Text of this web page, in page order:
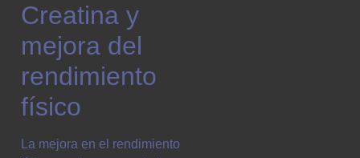
Creatina y
mejora del
rendimiento
físico
La mejora en el rendimiento